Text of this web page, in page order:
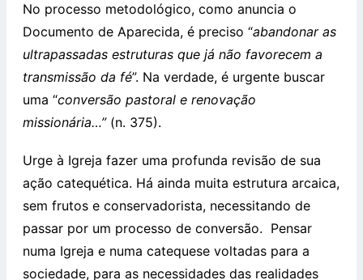
No processo metodológico, como anuncia o
Documento de Aparecida, é preciso “abandonar as
ultrapassadas estruturas que já não favorecem a
transmissão da fé”. Na verdade, é urgente buscar
uma “conversão pastoral e renovação
missionária…”(n. 375).
Urge à Igreja fazer uma profunda revisão de sua
ação catequética. Há ainda muita estrutura arcaica,
sem frutos e conservadorista, necessitando de
passar por um processo de conversão. Pensar
numa Igreja e numa catequese voltadas para a
sociedade, para as necessidades das realidades